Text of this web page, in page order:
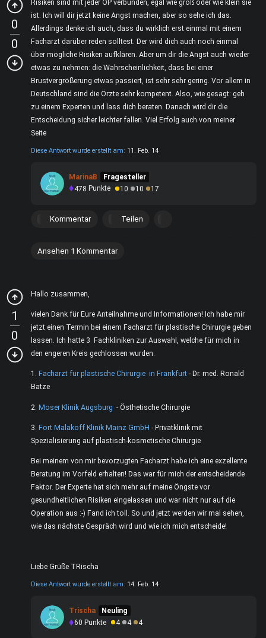
0
0
Risiken sind mit jeder OP verbunden, egal wie groß oder wie klein sie
ist. Ich will dir jetzt keine Angst machen, aber so sehe ich das.
Allerdings denke ich auch, dass du wirklich erst einmal mit einem
Facharzt darüber reden solltest. Der wird dich auch noch einmal
über mögliche Risiken aufklären. Aber um dir die Angst auch wieder
etwas zu nehmen: die Wahrscheinlichkeit, dass bei einer
Brustvergrößerung etwas passiert, ist sehr sehr gering. Vor allem in
Deutschland sind die Örzte sehr kompetent. Also, wie gesagt: geh
zu einem Experten und lass dich beraten. Danach wird dir die
Entscheidung sicher leichter fallen. Viel Erfolg auch von meiner
Seite
Diese Antwort wurde erstellt am: 11. Feb. 14
MarinaB
Fragesteller
478 Punkte 10 10 17
Kommentar Teilen
Ansehen 1 Kommentar
1
0
Hallo zusammen,
vielen Dank für Eure Anteilnahme und Informationen! Ich habe mir
jetzt einen Termin bei einem Facharzt für plastische Chirurgie geben
lassen. Ich hatte 3 Fachkliniken zur Auswahl, welche für mich in
den engeren Kreis gechlossen wurden.
1. Facharzt für plastische Chirurgie in Frankfurt - Dr. med. Ronald
Batze
2. Moser Klinik Augsburg - Östhetische Chirurgie
3. Fort Malakoff Klinik Mainz GmbH - Privatklinik mit
Spezialisierung auf plastisch-kosmetische Chirurgie
Bei meinem von mir bevorzugten Facharzt habe ich eine exzellente
Beratung im Vorfeld erhalten! Das war für mich der entscheidende
Faktor. Der Experte hat sich mehr auf meine Öngste vor
gesundheitlichen Risiken eingelassen und war nicht nur auf die
Operation aus :-) Fand ich toll. So und jetzt werden wir mal sehen,
wie das nächste Gespräch wird und wie ich mich entscheide!
Liebe Grüße TRischa
Diese Antwort wurde erstellt am: 14. Feb. 14
Trischa
Neuling
60 Punkte 4 4 4